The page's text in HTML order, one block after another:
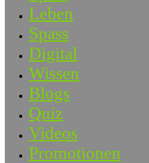
Leben
Spass
Digital
Wissen
Blogs
Quiz
Videos
Promotionen